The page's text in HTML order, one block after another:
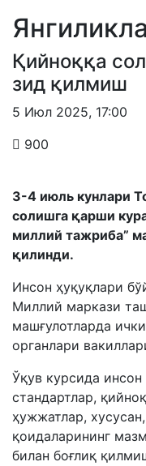
Қийноққа
зид қилмиш
5 Июл 2025, 17:00
900
3-4 июль кунлари
солишга қарши
миллий тажриба”
қилинди.
Инсон ҳуқуқлари
Миллий маркази
машғулотларда
органлари
Ўқув курсида
стандартлар,
ҳужжатлар,
қоидаларининг
билан боғлиқ